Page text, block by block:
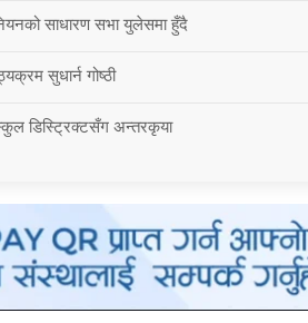
साधारण सभा युलेसमा हुँदै
सुधार्न गोष्ठी
स्कुल डिस्ट्रिक्टसँग अन्तरकृया